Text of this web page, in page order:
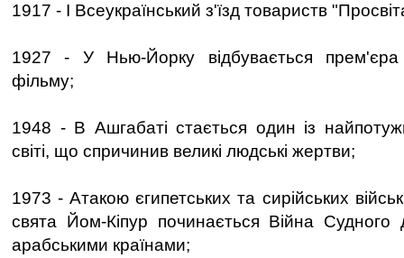
1917 - І Всеукраїнський з'їзд товариств
1927 - У Нью-Йорку відбувається прем'єра
фільму;
1948 - В Ашгабаті стається один із
світі, що спричинив великі людські жертви;
1973 - Атакою єгипетських та сирійських
свята Йом-Кіпур починається Війна Судного
арабськими країнами;